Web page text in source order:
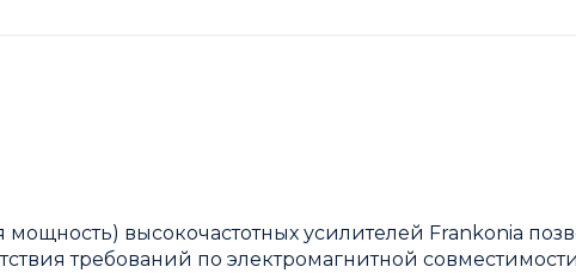
высокочастотных усилителей Frankonia
требований по электромагнитной